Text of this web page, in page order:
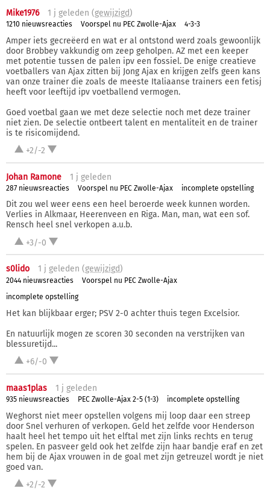
Mike1976 1 j geleden (gewijzigd)
1210 nieuwsreacties Voorspel nu PEC Zwolle-Ajax 4-3-3
Amper iets gecreëerd en wat er al ontstond werd zoals gewoonlijk
door Brobbey vakkundig om zeep geholpen. AZ met een keeper
met potentie tussen de palen ipv een fossiel. De enige creatieve
voetballers van Ajax zitten bij Jong Ajax en krijgen zelfs geen kans
van onze trainer die zoals de meeste Italiaanse trainers een fetisj
heeft voor leeftijd ipv voetballend vermogen.
Goed voetbal gaan we met deze selectie noch met deze trainer
niet zien. De selectie ontbeert talent en mentaliteit en de trainer
is te risicomijdend.
+2/-2
Johan Ramone 1 j geleden
287 nieuwsreacties Voorspel nu PEC Zwolle-Ajax incomplete opstelling
Dit zou wel weer eens een heel beroerde week kunnen worden.
Verlies in Alkmaar, Heerenveen en Riga. Man, man, wat een sof.
Rensch heel snel verkopen a.u.b.
+3/-0
s0lido 1 j geleden (gewijzigd)
2044 nieuwsreacties
Voorspel nu PEC Zwolle-Ajax
incomplete opstelling
Het kan blijkbaar erger; PSV 2-0 achter thuis tegen Excelsior.
En natuurlijk mogen ze scoren 30 seconden na verstrijken van
blessuretijd...
+6/-0
maas1plas 1 j geleden
935 nieuwsreacties PEC Zwolle-Ajax 2-5 (1-3) incomplete opstelling
Weghorst niet meer opstellen volgens mij loop daar een streep
door Snel verhuren of verkopen. Geld het zelfde voor Henderson
haalt heel het tempo uit het elftal met zijn links rechts en terug
spelen. En pasveer geld ook het zelfde zijn haar bandje eraf en zet
hem bij de Ajax vrouwen in de goal met zijn getreuzel wordt je niet
goed van.
+2/-2